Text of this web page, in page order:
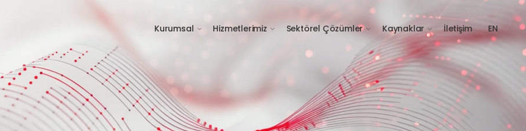
Kurumsal Hizmetlerimiz Sektörel Çözümler Kaynaklar İletişim EN